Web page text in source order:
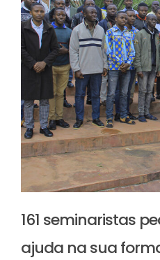
161 seminaristas
ajuda na sua